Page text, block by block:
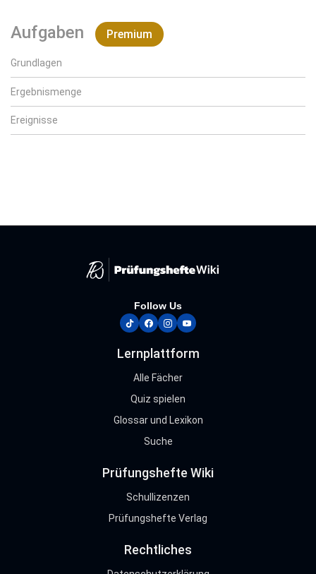
Aufgaben Premium
Grundlagen
Ergebnismenge
Ereignisse
Follow Us
tiktokfacebook
instagram
youtube
Lernplattform
Alle Fächer
Quiz spielen
Glossar und Lexikon
Suche
Prüfungshefte Wiki
Schullizenzen
Prüfungshefte Verlag
Rechtliches